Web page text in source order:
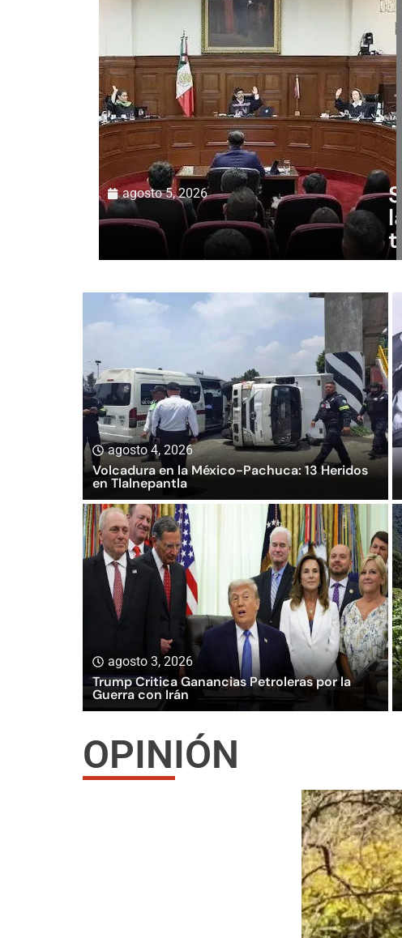
agosto 5, 2026
agosto 4, 2026
Volcadura en la México-Pachuca: 13 Heridos
en Tlalnepantla
agosto 3, 2026
Trump Critica Ganancias Petroleras por la
Guerra con Irán
OPINIÓN